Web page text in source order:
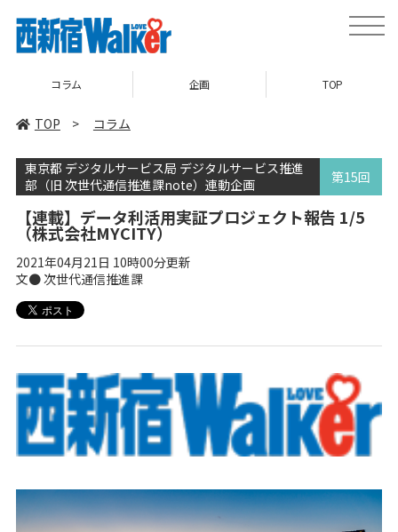
toggle
コラム 企画 TOP
TOP > コラム
東京都 デジタルサービス局 デジタルサービス推進
部（旧 次世代通信推進課note）連動企画
第15回
【連載】データ利活用実証プロジェクト報告 1/5
（株式会社MYCITY）
2021年04月21日 10時00分更新
文● 次世代通信推進課